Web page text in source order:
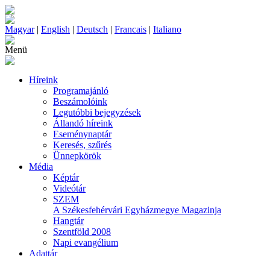
Magyar| English | Deutsch | Francais | Italiano
Menü
Híreink
Programajánló
Beszámolóink
Legutóbbi bejegyzések
Állandó híreink
Eseménynaptár
Keresés, szűrés
Ünnepkörök
Média
Képtár
Videótár
SZEM
A Székesfehérvári Egyházmegye Magazinja
Hangtár
Szentföld 2008
Napi evangélium
Adattár